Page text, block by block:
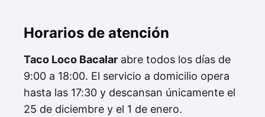
Horarios de atención
Taco Loco Bacalar abre todos los días de
9:00 a 18:00. El servicio a domicilio opera
hasta las 17:30 y descansan únicamente el
25 de diciembre y el 1 de enero.